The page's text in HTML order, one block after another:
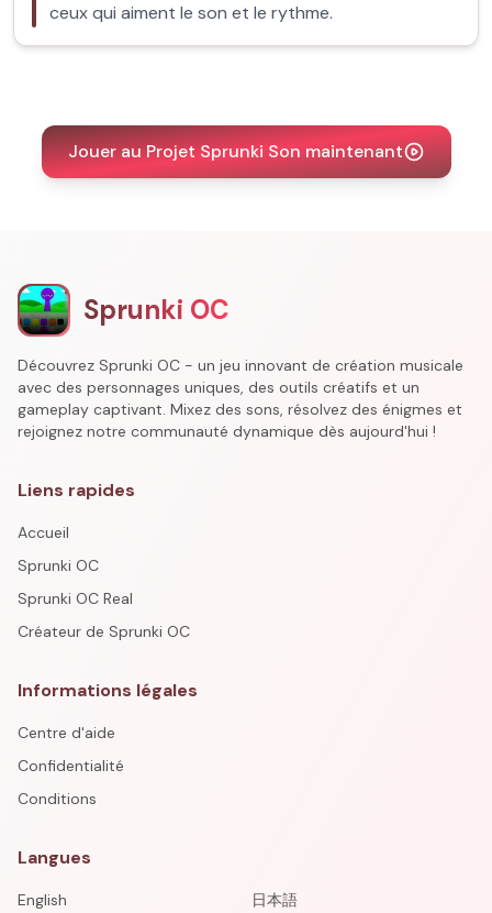
ceux qui aiment le son et le rythme.
Jouer au Projet Sprunki Son maintenant
Sprunki OC
Découvrez Sprunki OC - un jeu innovant de création musicale
avec des personnages uniques, des outils créatifs et un
gameplay captivant. Mixez des sons, résolvez des énigmes et
rejoignez notre communauté dynamique dès aujourd'hui !
Liens rapides
Accueil
Sprunki OC
Sprunki OC Real
Créateur de Sprunki OC
Informations légales
Centre d'aide
Confidentialité
Conditions
Langues
English 日本語